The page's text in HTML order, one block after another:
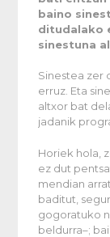
baino
ditudalako
sinestuna
Sinestea zer
erruz. Eta
altxor bat
jadanik
Horiek hola,
ez dut
mendian
baditut,
gogoratuko
beldurra–;